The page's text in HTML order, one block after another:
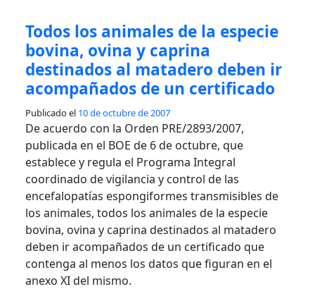
Todos los animales de la especie
bovina, ovina y caprina
destinados al matadero deben ir
acompañados de un certificado
Publicado el 10 de octubre de 2007
De acuerdo con la Orden PRE/2893/2007,
publicada en el BOE de 6 de octubre, que
establece y regula el Programa Integral
coordinado de vigilancia y control de las
encefalopatías espongiformes transmisibles de
los animales, todos los animales de la especie
bovina, ovina y caprina destinados al matadero
deben ir acompañados de un certificado que
contenga al menos los datos que figuran en el
anexo XI del mismo.